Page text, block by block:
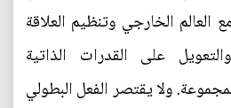
الخارجي وتنظيم العلاقة
على القدرات الذاتية
ولا يقتصر الفعل البطولي